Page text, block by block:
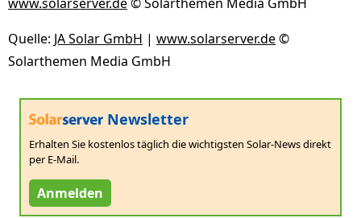
Quelle: JA Solar GmbH | www.solarserver.de©
Solarthemen Media GmbH
Newsletter
Erhalten Sie kostenlos täglich die wichtigsten Solar-News direkt
per E-Mail.
Anmelden